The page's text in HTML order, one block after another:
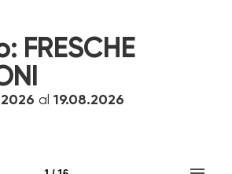
FRESCHE
al 19.08.2026